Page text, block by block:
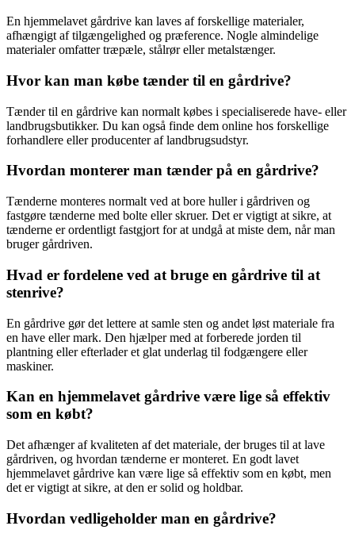
En hjemmelavet gårdrive kan laves af forskellige materialer,
afhængigt af tilgængelighed og præference. Nogle almindelige
materialer omfatter træpæle, stålrør eller metalstænger.
Hvor kan man købe tænder til en gårdrive?
Tænder til en gårdrive kan normalt købes i specialiserede have- eller
landbrugsbutikker. Du kan også finde dem online hos forskellige
forhandlere eller producenter af landbrugsudstyr.
Hvordan monterer man tænder på en gårdrive?
Tænderne monteres normalt ved at bore huller i gårdriven og
fastgøre tænderne med bolte eller skruer. Det er vigtigt at sikre, at
tænderne er ordentligt fastgjort for at undgå at miste dem, når man
bruger gårdriven.
Hvad er fordelene ved at bruge en gårdrive til at
stenrive?
En gårdrive gør det lettere at samle sten og andet løst materiale fra
en have eller mark. Den hjælper med at forberede jorden til
plantning eller efterlader et glat underlag til fodgængere eller
maskiner.
Kan en hjemmelavet gårdrive være lige så effektiv
som en købt?
Det afhænger af kvaliteten af det materiale, der bruges til at lave
gårdriven, og hvordan tænderne er monteret. En godt lavet
hjemmelavet gårdrive kan være lige så effektiv som en købt, men
det er vigtigt at sikre, at den er solid og holdbar.
Hvordan vedligeholder man en gårdrive?